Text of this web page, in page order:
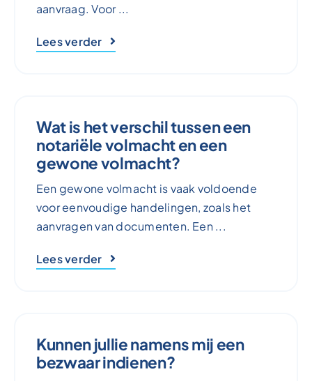
aanvraag. Voor ...
Lees verder
Wat is het verschil tussen een
notariële volmacht en een
gewone volmacht?
Een gewone volmacht is vaak voldoende
voor eenvoudige handelingen, zoals het
aanvragen van documenten. Een ...
Lees verder
Kunnen jullie namens mij een
bezwaar indienen?